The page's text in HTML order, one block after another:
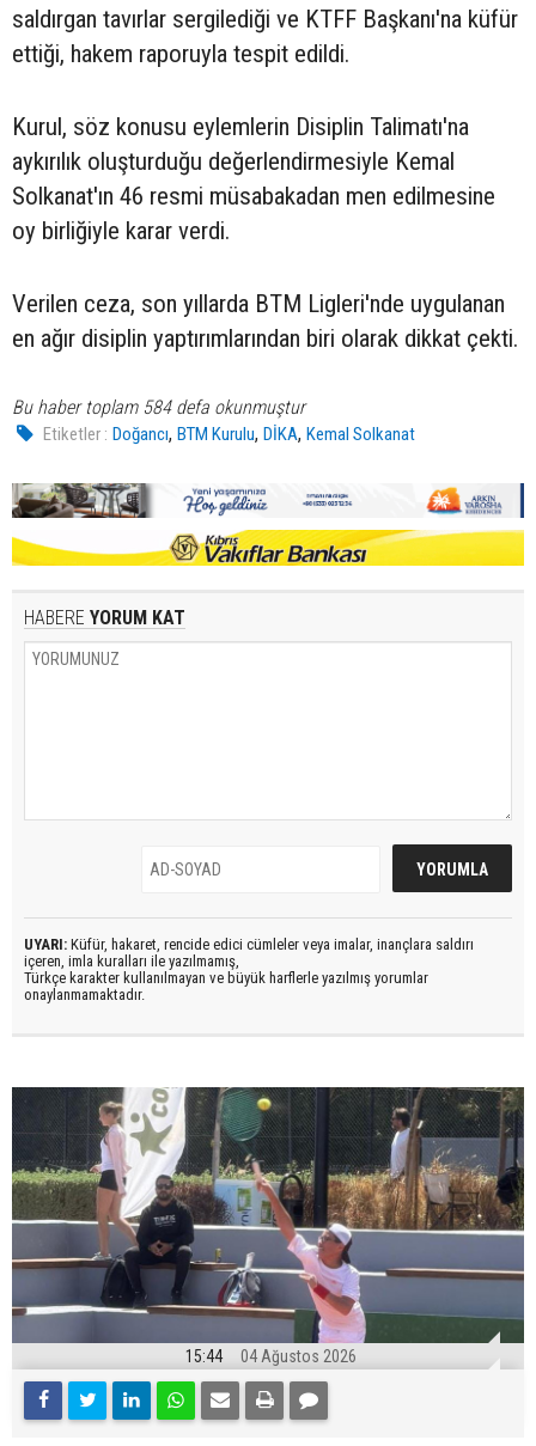
saldırgan tavırlar sergilediği ve KTFF Başkanı'na küfür
ettiği, hakem raporuyla tespit edildi.
Kurul, söz konusu eylemlerin Disiplin Talimatı'na
aykırılık oluşturduğu değerlendirmesiyle Kemal
Solkanat'ın 46 resmi müsabakadan men edilmesine
oy birliğiyle karar verdi.
Verilen ceza, son yıllarda BTM Ligleri'nde uygulanan
en ağır disiplin yaptırımlarından biri olarak dikkat çekti.
Bu haber toplam 584 defa okunmuştur
Etiketler : Doğancı,BTM Kurulu,DİKA,Kemal Solkanat
HABERE YORUM KAT
UYARI: Küfür, hakaret, rencide edici cümleler veya imalar, inançlara saldırı
içeren, imla kuralları ile yazılmamış,
Türkçe karakter kullanılmayan ve büyük harflerle yazılmış yorumlar
onaylanmamaktadır.
15:44 04 Ağustos 2026